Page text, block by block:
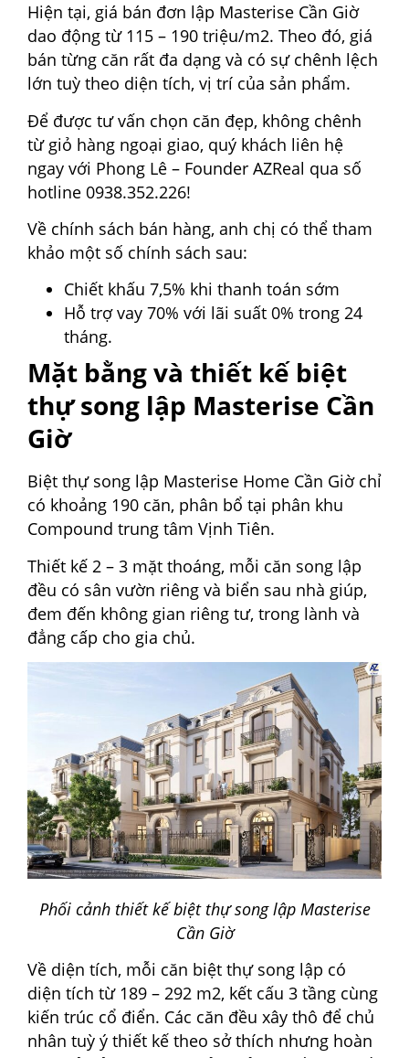
Hiện tại, giá bán đơn lập Masterise Cần Giờ
dao động từ 115 – 190 triệu/m2. Theo đó, giá
bán từng căn rất đa dạng và có sự chênh lệch
lớn tuỳ theo diện tích, vị trí của sản phẩm.
Để được tư vấn chọn căn đẹp, không chênh
từ giỏ hàng ngoại giao, quý khách liên hệ
ngay với Phong Lê – Founder AZReal qua số
hotline 0938.352.226!
Về chính sách bán hàng, anh chị có thể tham
khảo một số chính sách sau:
Chiết khấu 7,5% khi thanh toán sớm
Hỗ trợ vay 70% với lãi suất 0% trong 24
tháng.
Mặt bằng và thiết kế biệt
thự song lập Masterise Cần
Giờ
Biệt thự song lập Masterise Home Cần Giờ chỉ
có khoảng 190 căn, phân bổ tại phân khu
Compound trung tâm Vịnh Tiên.
Thiết kế 2 – 3 mặt thoáng, mỗi căn song lập
đều có sân vườn riêng và biển sau nhà giúp,
đem đến không gian riêng tư, trong lành và
đẳng cấp cho gia chủ.
Phối cảnh thiết kế biệt thự song lập Masterise
Cần Giờ
Về diện tích, mỗi căn biệt thự song lập có
diện tích từ 189 – 292 m2, kết cấu 3 tầng cùng
kiến trúc cổ điển. Các căn đều xây thô để chủ
nhân tuỳ ý thiết kế theo sở thích nhưng hoàn